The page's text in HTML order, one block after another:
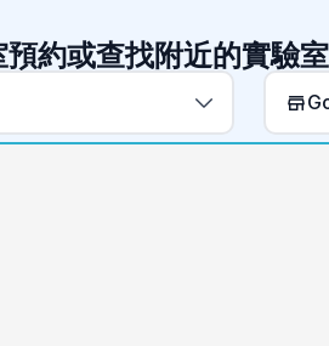
約或查找附近的實驗室